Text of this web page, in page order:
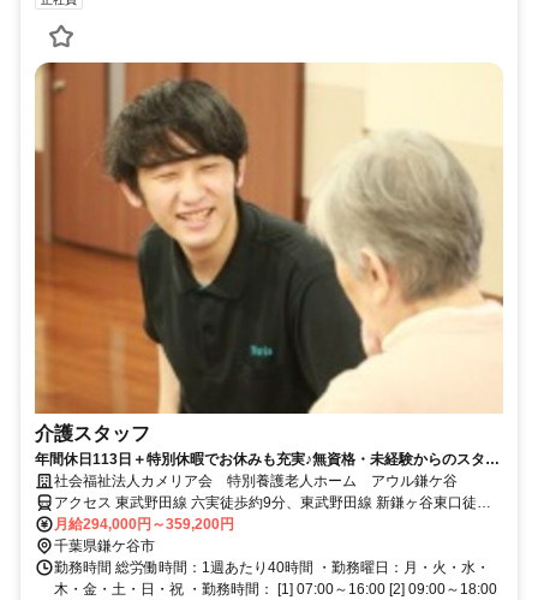
介護スタッフ
年間休日113日＋特別休暇でお休みも充実♪無資格・未経験からのスター
トでも月給29.4万円～！
社会福祉法人カメリア会 特別養護老人ホーム アウル鎌ケ谷
アクセス 東武野田線 六実徒歩約9分、東武野田線 新鎌ヶ谷東口徒歩
約26分、京成成田空港線・北総鉄道線 新鎌ヶ谷東口徒歩約26分
月給294,000円～359,200円
千葉県鎌ケ谷市
勤務時間 総労働時間：1週あたり40時間 ・勤務曜日：月・火・水・
木・金・土・日・祝 ・勤務時間： [1] 07:00～16:00 [2] 09:00～18:00